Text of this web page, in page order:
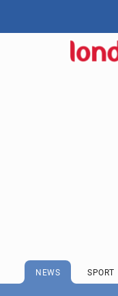
NEWS SPORT